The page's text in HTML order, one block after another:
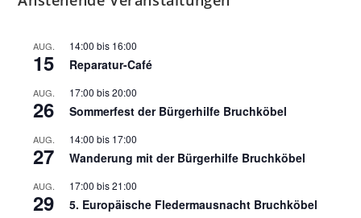
AUG.
15
14:00 bis 16:00
Reparatur-Café
AUG.
26
17:00 bis20:00
Sommerfest der Bürgerhilfe Bruchköbel
AUG.
27
14:00 bis 17:00
Wanderung mit der Bürgerhilfe Bruchköbel
AUG.
29
17:00 bis21:00
5. Europäische Fledermausnacht Bruchköbel